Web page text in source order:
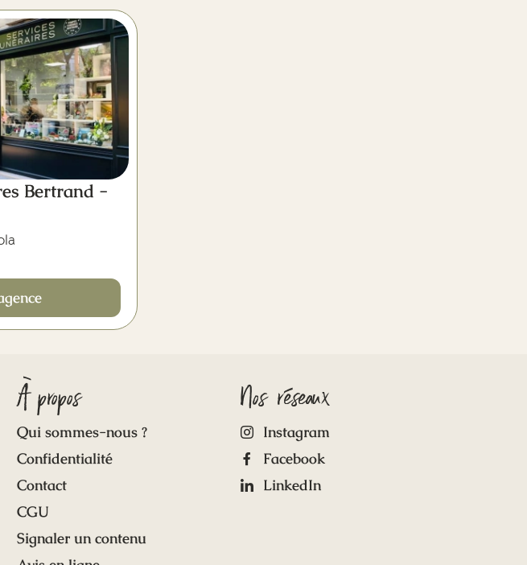
Bertrand -
À propos
Qui sommes-nous ?
Confidentialité
Contact
CGU
Signaler un contenu
Nos réseaux
Instagram
Facebook
LinkedIn